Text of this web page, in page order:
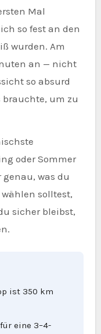
so fest an den
wurden. Am
an — nicht
so absurd
brauchte, um zu
oder Sommer
was du
solltest,
sicher bleibst,
ist 350 km
eine 3–4-